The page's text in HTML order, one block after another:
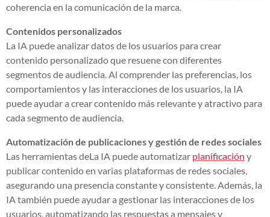
coherencia en la comunicación de la marca.
Contenidos personalizados
La IA puede analizar datos de los usuarios para crear
contenido personalizado que resuene con diferentes
segmentos de audiencia. Al comprender las preferencias, los
comportamientos y las interacciones de los usuarios, la IA
puede ayudar a crear contenido más relevante y atractivo para
cada segmento de audiencia.
Automatización de publicaciones y gestión de redes sociales
Las herramientas deLa IA puede automatizar planificación y
publicar contenido en varias plataformas de redes sociales,
asegurando una presencia constante y consistente. Además, la
IA también puede ayudar a gestionar las interacciones de los
usuarios, automatizando las respuestas a mensajes y